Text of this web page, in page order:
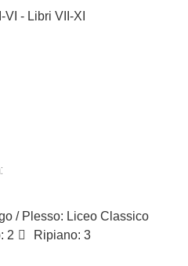
VI - Libri VII-XI
/ Plesso: Liceo Classico
2
Ripiano: 3